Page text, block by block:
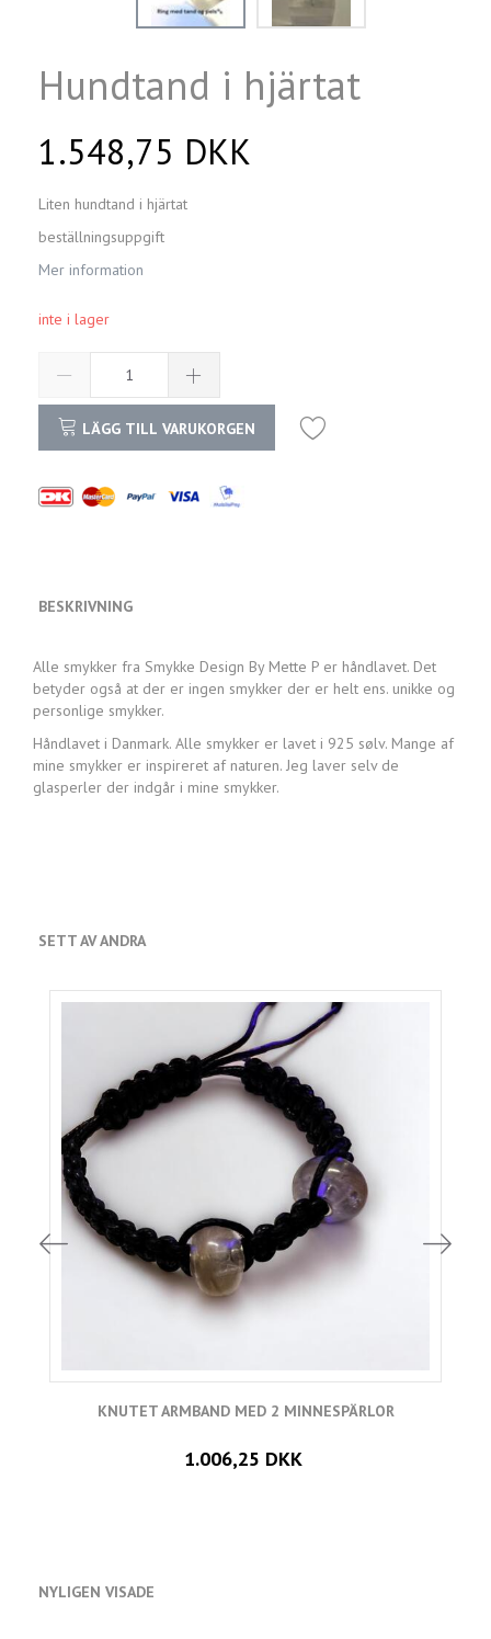
Hundtand i hjärtat
1.548,75 DKK
Liten hundtand i hjärtat
beställningsuppgift
Mer information
inte i lager
LÄGG TILL VARUKORGEN
BESKRIVNING
Alle smykker fra Smykke Design By Mette P er håndlavet. Det
betyder også at der er ingen smykker der er helt ens. unikke og
personlige smykker.
Håndlavet i Danmark. Alle smykker er lavet i 925 sølv. Mange af
mine smykker er inspireret af naturen. Jeg laver selv de
glasperler der indgår i mine smykker.
SETT AV ANDRA
KNUTET ARMBAND MED 2 MINNESPÄRLOR
1.006,25 DKK
NYLIGEN VISADE